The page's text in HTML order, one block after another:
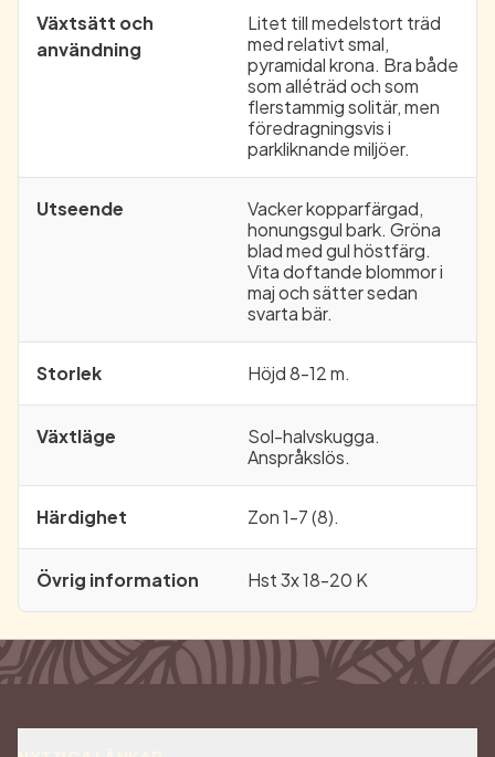
Växtsätt och
användning
Litet till medelstort träd
med relativt smal,
pyramidal krona. Bra både
som alléträd och som
flerstammig solitär, men
föredragningsvis i
parkliknande miljöer.
Utseende
Vacker kopparfärgad,
honungsgul bark. Gröna
blad med gul höstfärg.
Vita doftande blommor i
maj och sätter sedan
svarta bär.
Storlek Höjd 8-12 m.
Växtläge
Sol-halvskugga.
Anspråkslös.
Härdighet Zon 1-7 (8).
Övrig information Hst 3x 18-20 K